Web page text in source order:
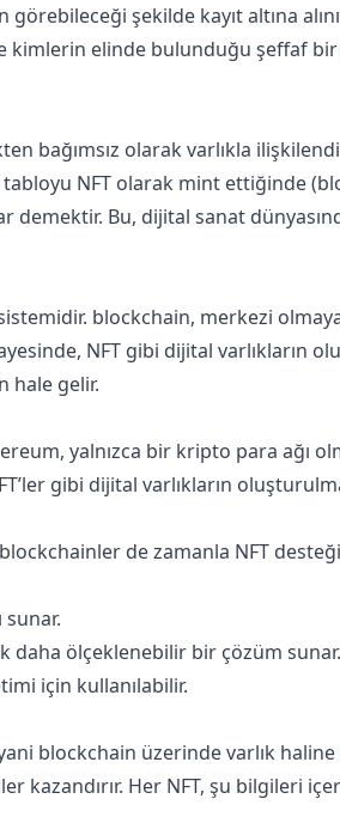
şekilde kayıt altına
kimlerin elinde bulunduğu şeffaf
bağımsız olarak varlıkla
NFT olarak mint ettiğinde
Bu, dijital sanat
blockchain, merkezi
NFT gibi dijital varlıkların
hale gelir.
yalnızca bir kripto para ağı
gibi dijital varlıkların
de zamanla NFT
daha ölçeklenebilir bir çözüm sunar.
için kullanılabilir.
blockchain üzerinde varlık
kazandırır. Her NFT, şu bilgileri